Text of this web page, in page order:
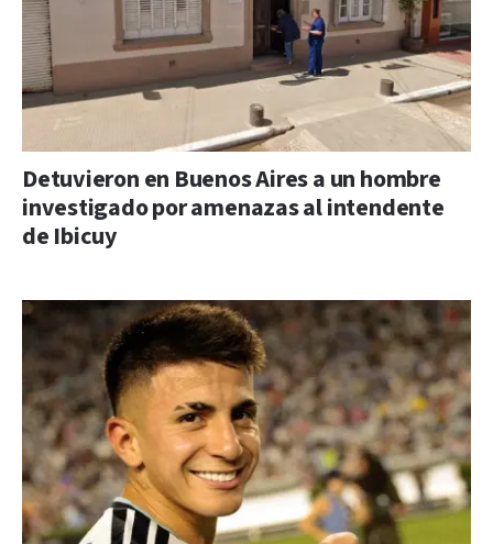
Detuvieron en Buenos Aires a un hombre
investigado por amenazas al intendente
de Ibicuy